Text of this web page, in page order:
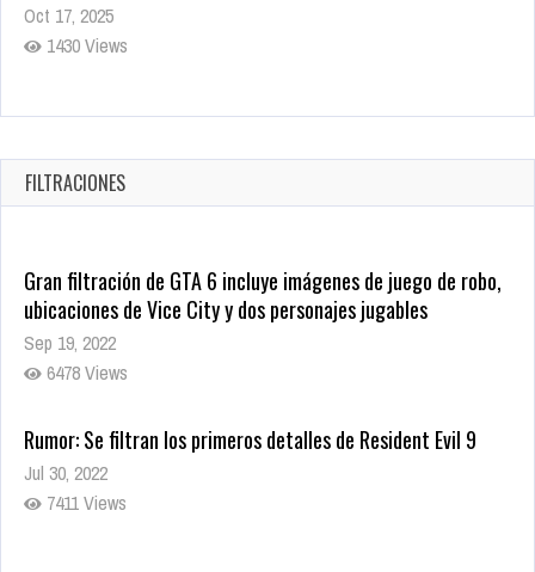
Oct 17, 2025
1430 Views
CRUNCHYROLL ANUNCIA FECHA DE ESTRENO EN CINES DE
Oct 7, 2025
1753 Views
FILTRACIONES
Gran filtración de GTA 6 incluye imágenes de juego de robo,
ubicaciones de Vice City y dos personajes jugables
Sep 19, 2022
6478 Views
Rumor: Se filtran los primeros detalles de Resident Evil 9
Jul 30, 2022
7411 Views